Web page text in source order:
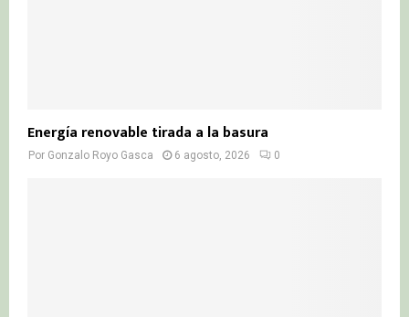
Energía renovable tirada a la basura
Por Gonzalo Royo Gasca 6 agosto, 2026 0